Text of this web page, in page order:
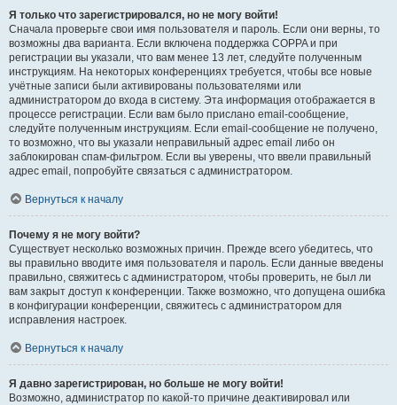
Я только что зарегистрировался, но не могу войти!
Сначала проверьте свои имя пользователя и пароль. Если они верны, то
возможны два варианта. Если включена поддержка COPPA и при
регистрации вы указали, что вам менее 13 лет, следуйте полученным
инструкциям. На некоторых конференциях требуется, чтобы все новые
учётные записи были активированы пользователями или
администратором до входа в систему. Эта информация отображается в
процессе регистрации. Если вам было прислано email-сообщение,
следуйте полученным инструкциям. Если email-сообщение не получено,
то возможно, что вы указали неправильный адрес email либо он
заблокирован спам-фильтром. Если вы уверены, что ввели правильный
адрес email, попробуйте связаться с администратором.
Вернуться к началу
Почему я не могу войти?
Существует несколько возможных причин. Прежде всего убедитесь, что
вы правильно вводите имя пользователя и пароль. Если данные введены
правильно, свяжитесь с администратором, чтобы проверить, не был ли
вам закрыт доступ к конференции. Также возможно, что допущена ошибка
в конфигурации конференции, свяжитесь с администратором для
исправления настроек.
Вернуться к началу
Я давно зарегистрирован, но больше не могу войти!
Возможно, администратор по какой-то причине деактивировал или